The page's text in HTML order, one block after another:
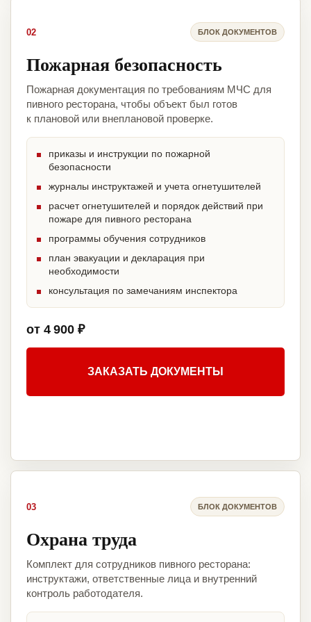
02 БЛОК ДОКУМЕНТОВ
Пожарная безопасность
Пожарная документация по требованиям МЧС для
пивного ресторана, чтобы объект был готов
к плановой или внеплановой проверке.
приказы и инструкции по пожарной
безопасности
журналы инструктажей и учета огнетушителей
расчет огнетушителей и порядок действий при
пожаре для пивного ресторана
программы обучения сотрудников
план эвакуации и декларация при
необходимости
консультация по замечаниям инспектора
от 4 900 ₽
ЗАКАЗАТЬ ДОКУМЕНТЫ
03 БЛОК ДОКУМЕНТОВ
Охрана труда
Комплект для сотрудников пивного ресторана:
инструктажи, ответственные лица и внутренний
контроль работодателя.